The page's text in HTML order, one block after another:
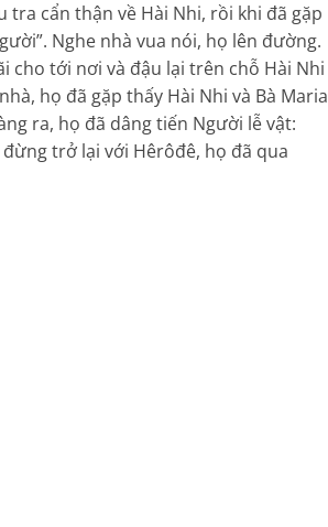
tra cẩn thận về Hài Nhi, rồi khi đã gặp
Nghe nhà vua nói, họ lên đường.
cho tới nơi và đậu lại trên chỗ Hài Nhi
họ đã gặp thấy Hài Nhi và Bà Maria
ra, họ đã dâng tiến Người lễ vật:
trở lại với Hêrôđê, họ đã qua